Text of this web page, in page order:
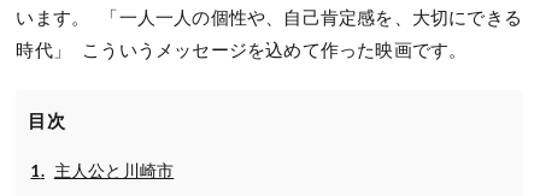
います。 「一人一人の個性や、自己肯定感を、大切にできる
時代」 こういうメッセージを込めて作った映画です。
目次
主人公と川崎市